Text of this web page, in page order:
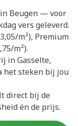
Beugen — voor
vers geleverd.
m²), Premium
m²).
in Gasselte,
het steken bij jou
direct bij de
én de prijs.